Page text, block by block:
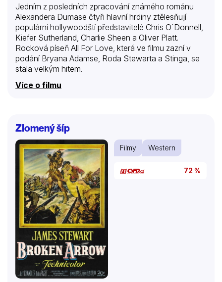
Jedním z posledních zpracování známého románu
Alexandera Dumase čtyři hlavní hrdiny ztělesňují
populární hollywoodští představitelé Chris O´Donnell,
Kiefer Sutherland, Charlie Sheen a Oliver Platt.
Rocková píseň All For Love, která ve filmu zazní v
podání Bryana Adamse, Roda Stewarta a Stinga, se
stala velkým hitem.
Více o filmu
Zlomený šíp
Filmy Western
72 %